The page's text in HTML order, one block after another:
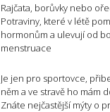
Rajčata, borůvky nebo
Potraviny, které v létě
hormonům a ulevují od
menstruace
Je jen pro sportovce,
něm a ve stravě ho mám
Znáte nejčastější mýty o